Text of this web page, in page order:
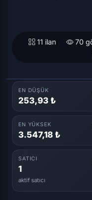
11 ilan 70
EN DÜŞÜK
253,93 ₺
EN YÜKSEK
3.547,18 ₺
SATICI
1
aktif satıcı